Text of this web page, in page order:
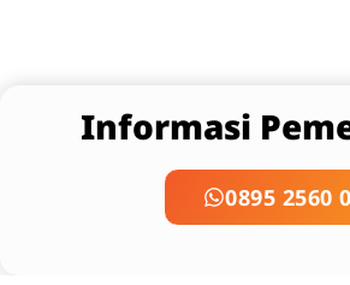
Informasi
0895 2560